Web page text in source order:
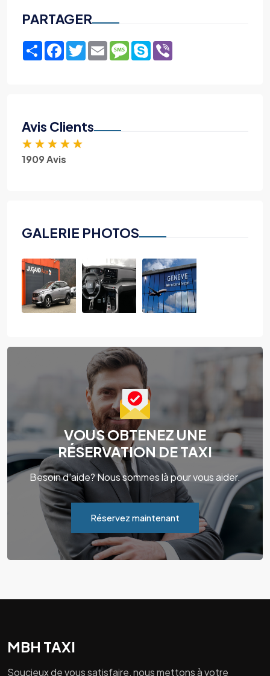
PARTAGER
ShareFacebook
TwitterEmailMessage
Skype
Avis Clients
★ ★ ★ ★ ★
1909 Avis
GALERIE PHOTOS
VOUS OBTENEZ UNE
RÉSERVATION DE TAXI
Besoin d'aide? Nous sommes là pour vous aider.
Réservez maintenant
MBH TAXI
Soucieux de vous satisfaire, nous mettons à votre